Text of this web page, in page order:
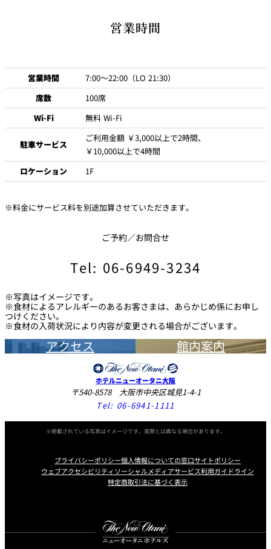
※ビュッフェ 開催日（土・日・祝日）は限定メニューでのご提供と
DESSERTS
（お好みのケーキ１品とコーヒー、紅茶、カフェオレ 又は カプ
自家製アイスクリーム
アイスモンブラン
ブレンドコーヒー（ホット 又は アイス）
カフェ・オ・レ（ホット 又は アイス）
￥
カプチーノ（ホット）
￥
TEA
ブレンドティー（ホット 又は アイス）
￥
ダージリン（ホット）
￥
ベリールージュ（ホット）
カモミールブレンド（ホット）
ウーロン茶（ホット 又は アイス）
日本茶（ホット）
黒豆茶
￥
（オレンジ 又は グレープフルーツ）
￥
トマトジュース
コカコーラ（レギュラー 又は ノンカロリー）
プレミアムジンジャーエール
ニューオータニクラブ会員優待・特典
レストラン特別優待のご案内
”レストラン特別優待のご案内”
ニューオータニレディース会員優待・特典
ピノル（New Otani Ladiesポイント）加算
ご提示がない場合は優待料金は適用いたしかねますのでご注意ください。
ください。
他の特典との併用はご遠慮ください。
営業時間
営業時間
7:00～22:00（LO 21:30）
席数
100席
Wi-Fi
無料 Wi-Fi
駐車サービス
ご利用金額 ￥3,000以上で2時間、
￥10,000以上で4時間
ロケーション
1F
※料金にサービス料を別途加算させていただきます。
ご予約／お問合せ
Tel: 06-6949-3234
※写真はイメージです。
※食材によるアレルギーのあるお客さまは、あらかじめ係にお申し
つけください。
※食材の入荷状況により内容が変更される場合がございます。
アクセス 館内案内
ホテルニューオータニ大阪
〒540-8578 大阪市中央区城見1-4-1
Tel: 06-6941-1111
※掲載されている写真はイメージです。実際とは異なる場合があります。
プライバシーポリシー個人情報についての窓口サイトポリシー
ウェブアクセシビリティソーシャルメディアサービス利用ガイドライン
特定商取引法に基づく表示